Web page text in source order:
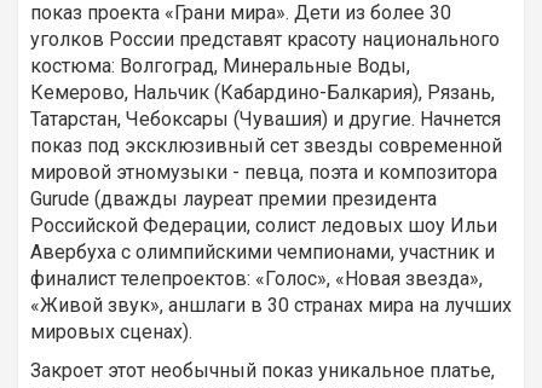
показ проекта «Грани мира». Дети из более 30
уголков России представят красоту национального
костюма: Волгоград, Минеральные Воды,
Кемерово, Нальчик (Кабардино-Балкария), Рязань,
Татарстан, Чебоксары (Чувашия) и другие. Начнется
показ под эксклюзивный сет звезды современной
мировой этномузыки - певца, поэта и композитора
Gurude (дважды лауреат премии президента
Российской Федерации, cолист ледовых шоу Ильи
Авербуха с олимпийскими чемпионами, участник и
финалист телепроектов: «Голос», «Новая звезда»,
«Живой звук», аншлаги в 30 странах мира на лучших
мировых сценах).
Закроет этот необычный показ уникальное платье,